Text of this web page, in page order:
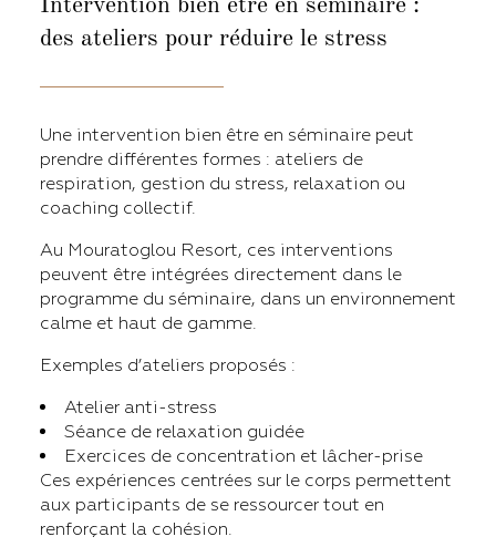
Intervention bien être en séminaire :
des ateliers pour réduire le stress
Une intervention bien être en séminaire peut
prendre différentes formes : ateliers de
respiration, gestion du stress, relaxation ou
coaching collectif.
Au Mouratoglou Resort, ces interventions
peuvent être intégrées directement dans le
programme du séminaire, dans un environnement
calme et haut de gamme.
Exemples d’ateliers proposés :
Atelier anti-stress
Séance de relaxation guidée
Exercices de concentration et lâcher-prise
Ces expériences centrées sur le corps permettent
aux participants de se ressourcer tout en
renforçant la cohésion.